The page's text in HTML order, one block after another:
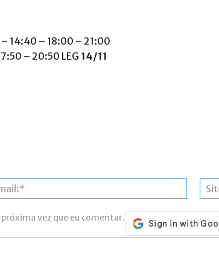
– 14:40 – 18:00 – 21:00
– 20:50 LEG 14/11
mail:*
vez que eu comentar.